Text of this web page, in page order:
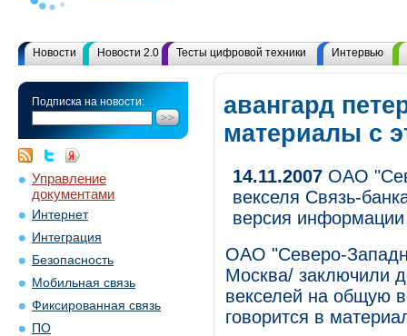
Новости Новости 2.0 Тесты цифровой техники Интервью
Подписка на новости:
Управление
документами
Интернет
Интеграция
Безопасность
Мобильная связь
Фиксированная связь
ПО
авангард
материалы с
14.11.2007 ОАО
векселя Связь-
версия
ОАО "Северо-
Москва/ заключили
векселей на общую
говорится в